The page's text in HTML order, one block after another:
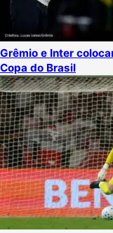
Grêmio e Inter
Copa do Brasil